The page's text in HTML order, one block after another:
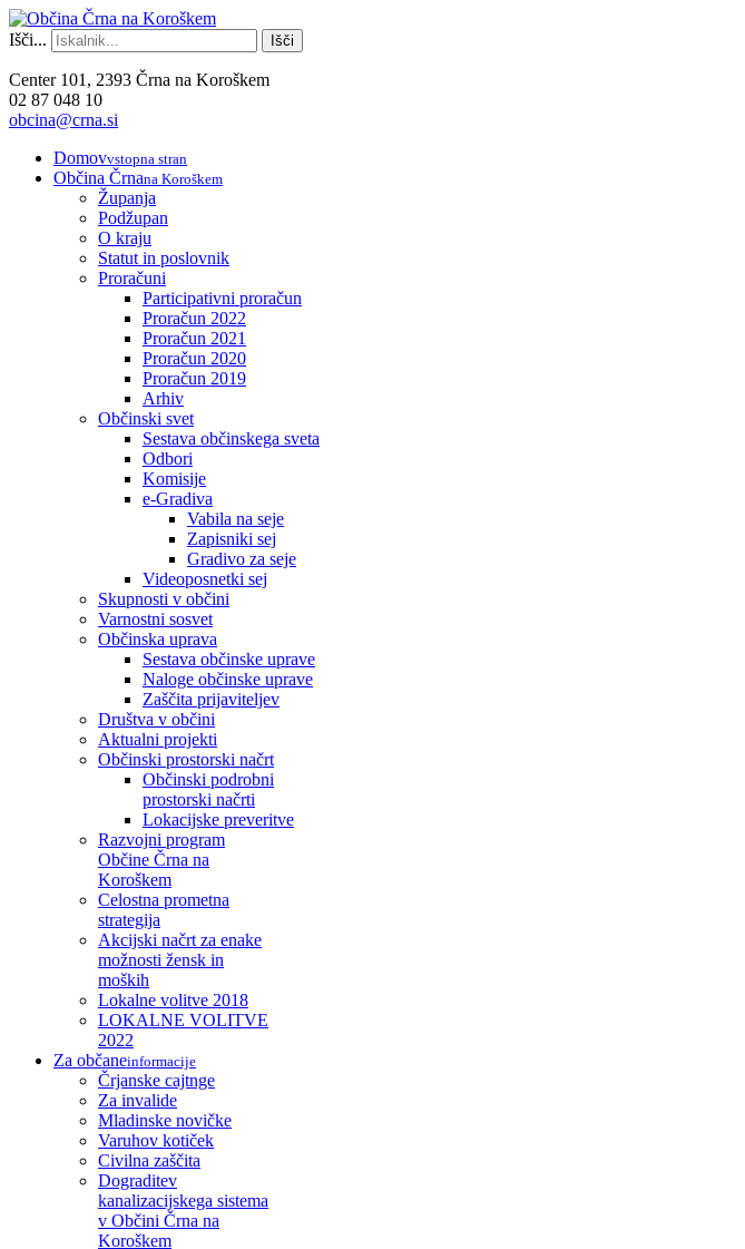
Išči... Išči
Center 101, 2393 Črna na Koroškem
02 87 048 10
obcina@crna.si
Domovvstopna stran
Občina Črnana Koroškem
Županja
Podžupan
O kraju
Statut in poslovnik
Proračuni
Participativni proračun
Proračun 2022
Proračun 2021
Proračun 2020
Proračun 2019
Arhiv
Občinski svet
Sestava občinskega sveta
Odbori
Komisije
e-Gradiva
Vabila na seje
Zapisniki sej
Gradivo za seje
Videoposnetki sej
Skupnosti v občini
Varnostni sosvet
Občinska uprava
Sestava občinske uprave
Naloge občinske uprave
Zaščita prijaviteljev
Društva v občini
Aktualni projekti
Občinski prostorski načrt
Občinski podrobni
prostorski načrti
Lokacijske preveritve
Razvojni program
Občine Črna na
Koroškem
Celostna prometna
strategija
Akcijski načrt za enake
možnosti žensk in
moških
Lokalne volitve 2018
LOKALNE VOLITVE
2022
Za občaneinformacije
Črjanske cajtnge
Za invalide
Mladinske novičke
Varuhov kotiček
Civilna zaščita
Dograditev
kanalizacijskega sistema
v Občini Črna na
Koroškem